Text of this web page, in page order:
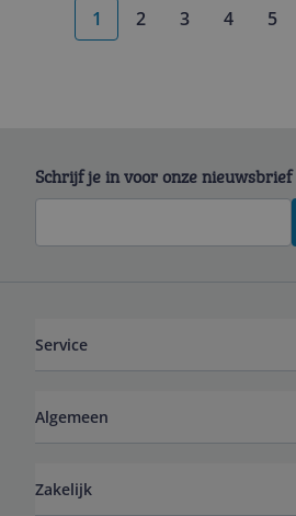
1 2 3 4 5
Schrijf je in voor onze nieuwsbrief
Service
Algemeen
Zakelijk